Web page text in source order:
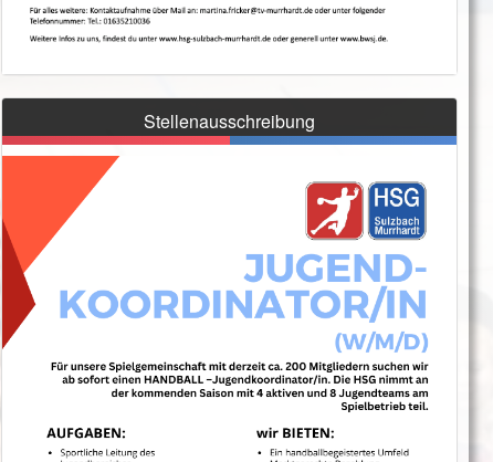
Stellenausschreibung